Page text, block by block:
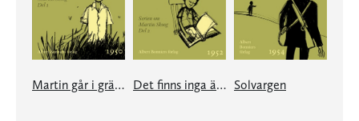
Martin går i gräset Det finns inga änglar Solvargen